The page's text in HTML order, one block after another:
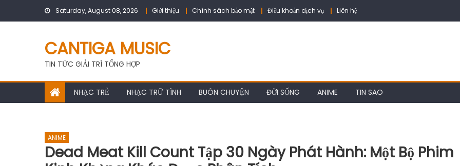
Saturday, August 08, 2026 Giới thiệu Chính sách bảo mật Điều khoản dịch vụ Liên hệ
CANTIGA MUSIC
TIN TỨC GIẢI TRÍ TỔNG HỢP
NHẠC TRẺ NHẠC TRỮ TÌNH BUÔN CHUYỆN ĐỜI SỐNG ANIME TIN SAO
ANIME
Dead Meat Kill Count Tập 30 Ngày Phát Hành: Một Bộ Phim